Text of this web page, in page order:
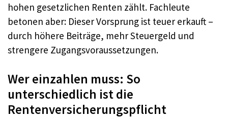
hohen gesetzlichen Renten zählt. Fachleute
betonen aber: Dieser Vorsprung ist teuer erkauft –
durch höhere Beiträge, mehr Steuergeld und
strengere Zugangsvoraussetzungen.
Wer einzahlen muss: So
unterschiedlich ist die
Rentenversicherungspflicht